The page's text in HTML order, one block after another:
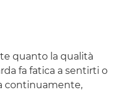
quanto la qualità
fa fatica a sentirti o
continuamente,